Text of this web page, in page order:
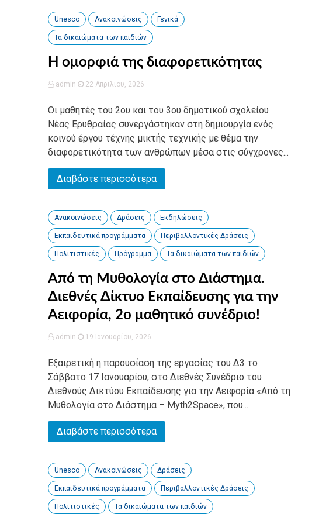
Unesco Ανακοινώσεις Γενικά
Τα δικαιώματα των παιδιών
Η ομορφιά της διαφορετικότητας
admin 22 Απριλίου, 2026
Οι μαθητές του 2ου και του 3ου δημοτικού σχολείου
Νέας Ερυθραίας συνεργάστηκαν στη δημιουργία ενός
κοινού έργου τέχνης μικτής τεχνικής με θέμα την
διαφορετικότητα των ανθρώπων μέσα στις σύγχρονες...
Διαβάστε περισσότερα
Ανακοινώσεις Δράσεις Εκδηλώσεις
Εκπαιδευτικά προγράμματα Περιβαλλοντικές Δράσεις
Πολιτιστικές Πρόγραμμα Τα δικαιώματα των παιδιών
Από τη Μυθολογία στο Διάστημα.
Διεθνές Δίκτυο Εκπαίδευσης για την
Αειφορία, 2o μαθητικό συνέδριο!
admin 19 Ιανουαρίου, 2026
Εξαιρετική η παρουσίαση της εργασίας του Δ3 το
Σάββατο 17 Ιανουαρίου, στο Διεθνές Συνέδριο του
Διεθνούς Δικτύου Εκπαίδευσης για την Αειφορία «Από τη
Μυθολογία στο Διάστημα – Myth2Space», που...
Διαβάστε περισσότερα
Unesco Ανακοινώσεις Δράσεις
Εκπαιδευτικά προγράμματα Περιβαλλοντικές Δράσεις
Πολιτιστικές Τα δικαιώματα των παιδιών